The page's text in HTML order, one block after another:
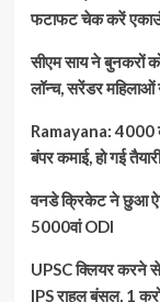
फटाफट चेक करें
सीएम साय ने बुनकरों
लॉन्च, सरेंडर महिलाओं
Ramayana: 4000
बंपर कमाई, हो गई तैयारी
वनडे क्रिकेट ने छुआ
5000वां ODI
UPSC क्लियर करने
IPS राहुल बंसल, 1